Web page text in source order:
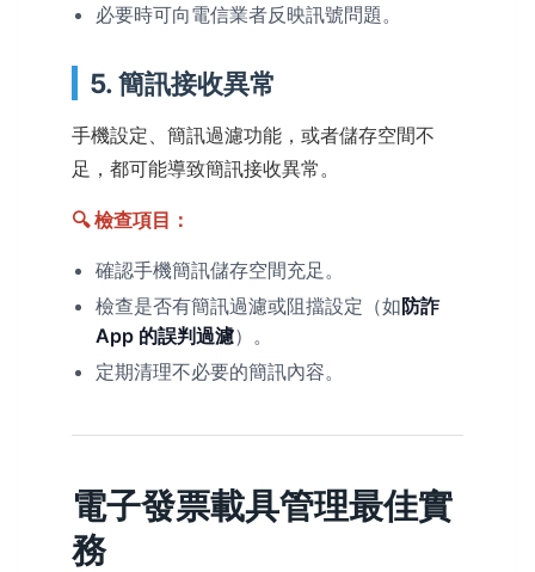
必要時可向電信業者反映訊號問題。
5. 簡訊接收異常
手機設定、簡訊過濾功能，或者儲存空間不
足，都可能導致簡訊接收異常。
🔍 檢查項目：
確認手機簡訊儲存空間充足。
檢查是否有簡訊過濾或阻擋設定（如防詐
App 的誤判過濾）。
定期清理不必要的簡訊內容。
電子發票載具管理最佳實
務